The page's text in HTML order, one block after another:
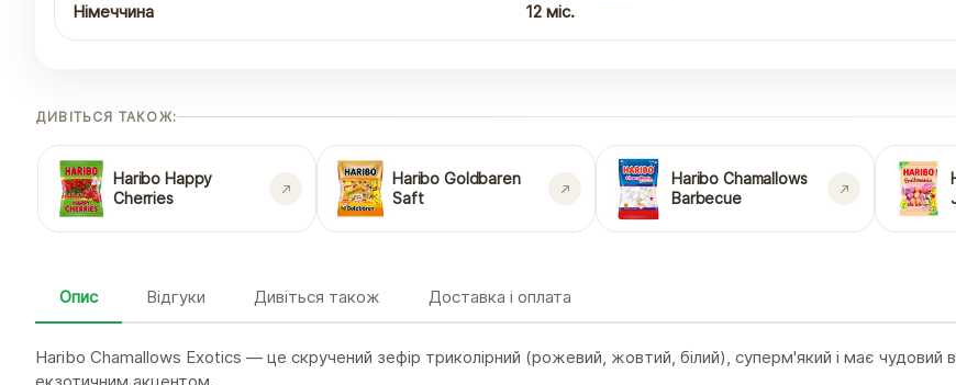
Німеччина 12 міс.
ДИВІТЬСЯ ТАКОЖ:
Haribo Happy
Cherries
Haribo Goldbaren
Saft
Haribo Chamallows
Barbecue
Опис Відгуки Дивіться також Доставка і оплата
Haribo Chamallows Exotics — це скручений зефір триколірний (рожевий, жовтий, білий), суперм'який і має чудовий